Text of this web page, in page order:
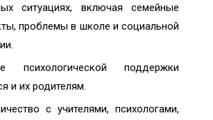
ситуациях, включая семейные
проблемы в школе и социальной
психологической поддержки
и их родителям.
с учителями, психологами,